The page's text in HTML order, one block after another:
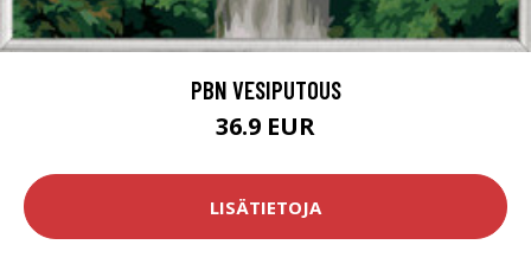
PBN VESIPUTOUS
36.9 EUR
LISÄTIETOJA